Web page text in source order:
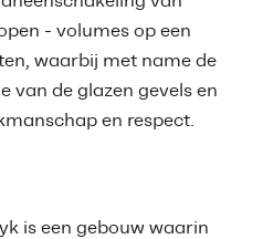
- volumes op een
waarbij met name de
van de glazen gevels en
en respect.
is een gebouw waarin